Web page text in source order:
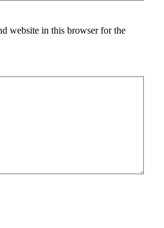
website in this browser for the